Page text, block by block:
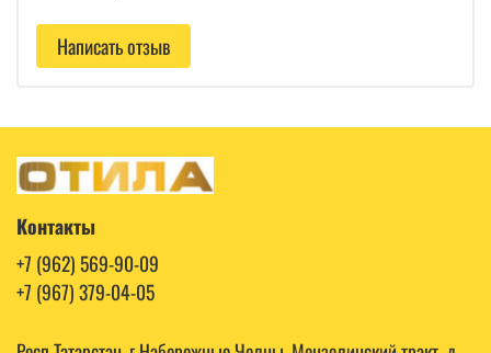
Написать отзыв
Контакты
+7 (962) 569-90-09
+7 (967) 379-04-05